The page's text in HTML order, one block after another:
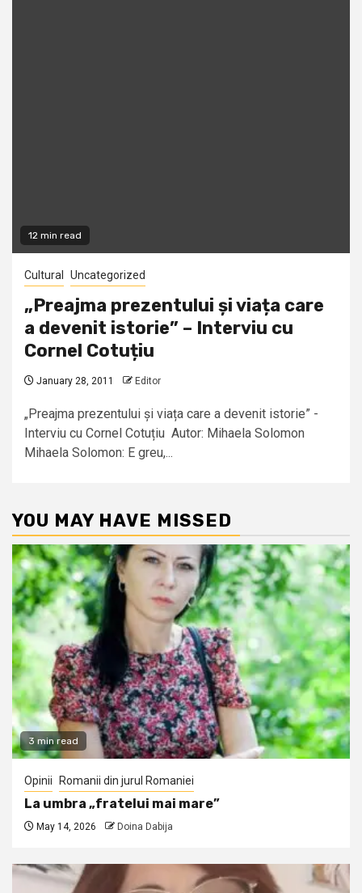
12 min read
Cultural Uncategorized
„Preajma prezentului și viața care
a devenit istorie” – Interviu cu
Cornel Cotuțiu
January 28, 2011 Editor
„Preajma prezentului și viața care a devenit istorie” -
Interviu cu Cornel Cotuțiu Autor: Mihaela Solomon
Mihaela Solomon: E greu,...
YOU MAY HAVE MISSED
3 min read
Opinii Romanii din jurul Romaniei
La umbra „fratelui mai mare”
May 14, 2026 Doina Dabija